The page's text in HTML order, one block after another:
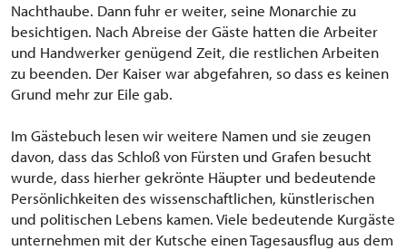
Nachthaube. Dann fuhr er weiter, seine Monarchie zu
besichtigen. Nach Abreise der Gäste hatten die Arbeiter
und Handwerker genügend Zeit, die restlichen Arbeiten
zu beenden. Der Kaiser war abgefahren, so dass es keinen
Grund mehr zur Eile gab.
Im Gästebuch lesen wir weitere Namen und sie zeugen
davon, dass das Schloß von Fürsten und Grafen besucht
wurde, dass hierher gekrönte Häupter und bedeutende
Persönlichkeiten des wissenschaftlichen, künstlerischen
und politischen Lebens kamen. Viele bedeutende Kurgäste
unternehmen mit der Kutsche einen Tagesausflug aus dem